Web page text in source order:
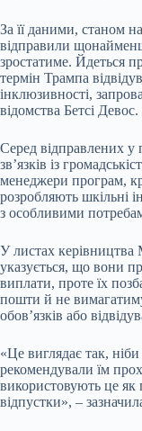
За її даними, станом
відправили
зростатиме. Йдеться
термін Трампа
інклюзивності,
відомства Бетсі Девос.
Серед відправлених у
зв’язків із
менеджери програм,
розробляють шкільні
з особливими
У листах керівництва
указується, що вони
виплати, проте їх
пошти й не
обов’язків або
«Це виглядає так,
рекомендували їм
використовують це як
відпустки», –